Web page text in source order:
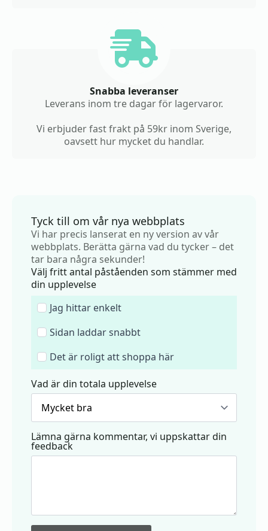
Snabba leveranser
Leverans inom tre dagar för lagervaror.
Vi erbjuder fast frakt på 59kr inom Sverige,
oavsett hur mycket du handlar.
Tyck till om vår nya webbplats
Vi har precis lanserat en ny version av vår
webbplats. Berätta gärna vad du tycker – det
tar bara några sekunder!
Välj fritt antal påståenden som stämmer med
din upplevelse
Jag hittar enkelt
Sidan laddar snabbt
Det är roligt att shoppa här
Vad är din totala upplevelse
Lämna gärna kommentar, vi uppskattar din
feedback